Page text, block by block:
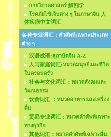
กายวิภาคศาสตร์ 解剖学
โรคภัยไข้เจ็บต่าง ๆ ในภาษาจีน 人
体疾病中文词汇
各种专业词汇：คำศัพท์เฉพาะประเภท
ต่าง ๆ
汉语成语:สุภาษิตจีน A-Z
人与家庭词汇:หมวดมนุษย์และชีวิต
ในครอบครัว
社会与文化词汇：หมวดสังคมและ
วัฒนธรรม
饮食词汇 ：หมวดอาหารและเครื่อง
ดื่ม
贸易专业词汇：หมวดคำศัพท์เฉพาะ
ทางธุรกิจ
其他词汇：หมวดคำศัพท์เฉพาะอื่น